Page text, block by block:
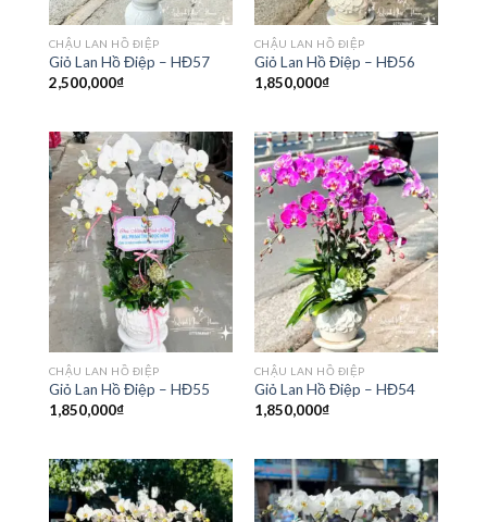
CHẬU LAN HỒ ĐIỆP
Giỏ Lan Hồ Điệp – HĐ57
2,500,000₫
CHẬU LAN HỒ ĐIỆP
Giỏ Lan Hồ Điệp – HĐ56
1,850,000₫
CHẬU LAN HỒ ĐIỆP
Giỏ Lan Hồ Điệp – HĐ55
1,850,000₫
CHẬU LAN HỒ ĐIỆP
Giỏ Lan Hồ Điệp – HĐ54
1,850,000₫